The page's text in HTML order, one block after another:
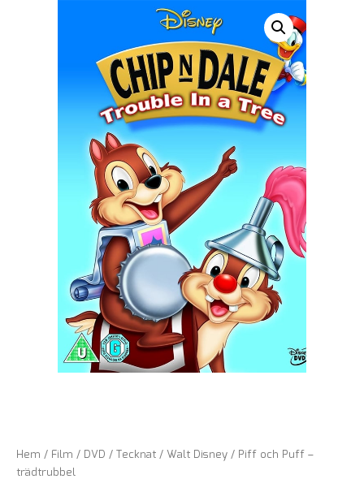
Hem / Film / DVD /Tecknat/Walt Disney/ Piff och Puff –
trädtrubbel